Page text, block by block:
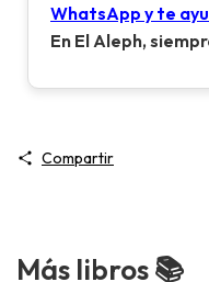
WhatsApp y te
En El Aleph,
Compartir
Más libros 📚